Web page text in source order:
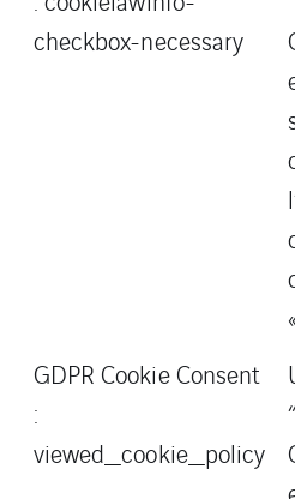
checkbox-necessary
GDPR Cookie Consent
:
viewed_cookie_policy